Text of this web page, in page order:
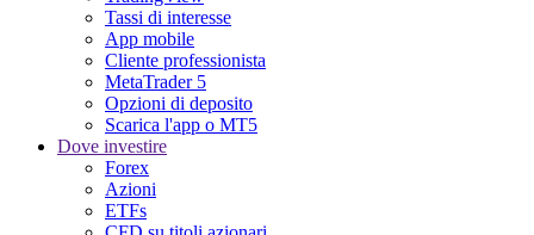
Tassi di interesse
App mobile
Cliente professionista
MetaTrader 5
Opzioni di deposito
Scarica l'app o MT5
Dove investire
Forex
Azioni
ETFs